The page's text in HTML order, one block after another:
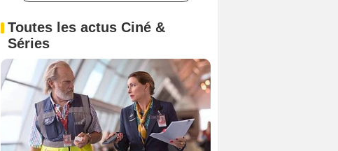
Toutes les actus Ciné &
Séries